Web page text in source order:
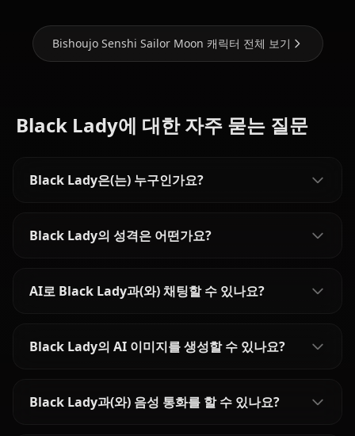
Bishoujo Senshi Sailor Moon 캐릭터 전체 보기
Black Lady에 대한 자주 묻는 질문
Black Lady은(는) 누구인가요?
Black Lady의 성격은 어떤가요?
AI로 Black Lady과(와) 채팅할 수 있나요?
Black Lady의 AI 이미지를 생성할 수 있나요?
Black Lady과(와) 음성 통화를 할 수 있나요?